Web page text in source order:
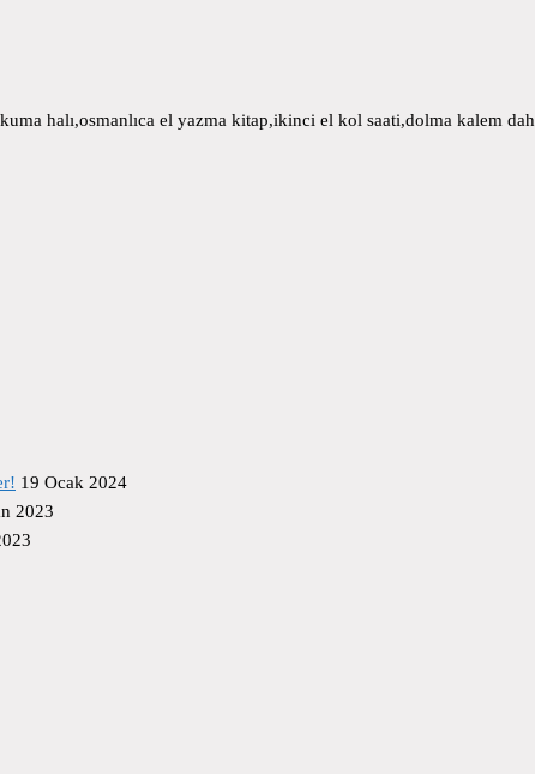
halı,osmanlıca el yazma kitap,ikinci el kol saati,dolma kalem
19 Ocak 2024
2023